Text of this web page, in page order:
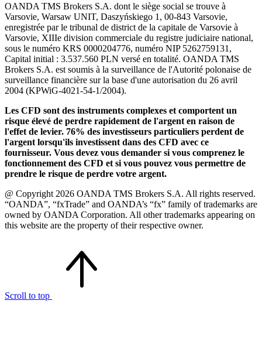
OANDA TMS Brokers S.A. dont le siège social se trouve à
Varsovie, Warsaw UNIT, Daszyńskiego 1, 00-843 Varsovie,
enregistrée par le tribunal de district de la capitale de Varsovie à
Varsovie, XIIIe division commerciale du registre judiciaire national,
sous le numéro KRS 0000204776, numéro NIP 5262759131,
Capital initial : 3.537.560 PLN versé en totalité. OANDA TMS
Brokers S.A. est soumis à la surveillance de l'Autorité polonaise de
surveillance financière sur la base d'une autorisation du 26 avril
2004 (KPWiG-4021-54-1/2004).
Les CFD sont des instruments complexes et comportent un
risque élevé de perdre rapidement de l'argent en raison de
l'effet de levier. 76% des investisseurs particuliers perdent de
l'argent lorsqu'ils investissent dans des CFD avec ce
fournisseur. Vous devez vous demander si vous comprenez le
fonctionnement des CFD et si vous pouvez vous permettre de
prendre le risque de perdre votre argent.
@ Copyright 2026 OANDA TMS Brokers S.A. All rights reserved.
“OANDA”, “fxTrade” and OANDA’s “fx” family of trademarks are
owned by OANDA Corporation. All other trademarks appearing on
this website are the property of their respective owner.
Scroll to top